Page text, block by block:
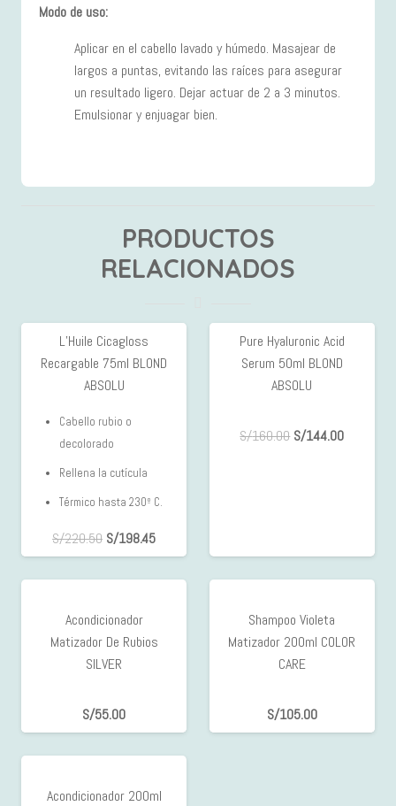
Modo de uso:
Aplicar en el cabello lavado y húmedo. Masajear de
largos a puntas, evitando las raíces para asegurar
un resultado ligero. Dejar actuar de 2 a 3 minutos.
Emulsionar y enjuagar bien.
PRODUCTOS
RELACIONADOS
OFF
10%
L’Huile Cicagloss
Recargable 75ml BLOND
ABSOLU
Cabello rubio o
decolorado
Rellena la cutícula
Térmico hasta 230º C.
S/220.50 S/198.45
OFF
10%
Pure Hyaluronic Acid
Serum 50ml BLOND
ABSOLU
S/160.00 S/144.00
Acondicionador
Matizador De Rubios
SILVER
S/55.00
Shampoo Violeta
Matizador 200ml COLOR
CARE
S/105.00
Acondicionador 200ml